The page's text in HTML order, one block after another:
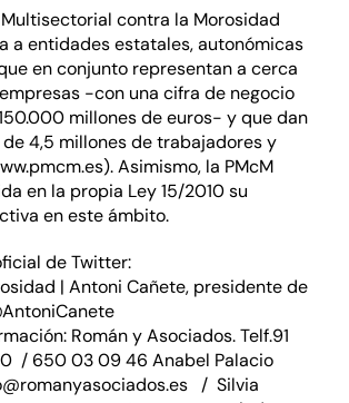
contra la Morosidad
a entidades estatales, autonómicas
en conjunto representan a cerca
-con una cifra de negocio
millones de euros- y que dan
4,5 millones de trabajadores y
). Asimismo, la PMcM
en la propia Ley 15/2010 su
en este ámbito.
de Twitter:
| Antoni Cañete, presidente de
Román y Asociados. Telf.91
/ 650 03 09 46 Anabel Palacio
/ Silvia